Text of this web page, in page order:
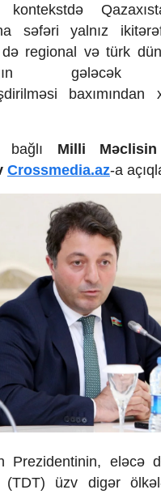
sosial siyasət
və nəqliyyat
- 1 yaş
və hüquq
və İdman
QHT
səfəri yalnız
regional və türk
gələcək
baxımından
Milli Məclisin
Crossmedia.az-a
Prezidentinin, eləcə
(TDT) üzv digər